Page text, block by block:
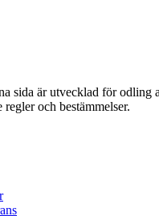
sida är utvecklad för odling
och bestämmelser.